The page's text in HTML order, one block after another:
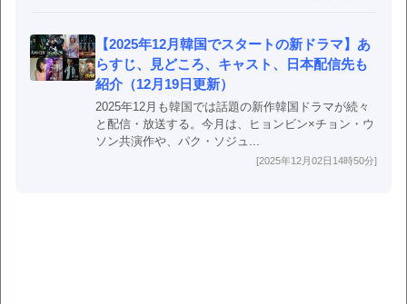
【2025年12月韓国でスタートの新ドラマ】あ
らすじ、見どころ、キャスト、日本配信先も
紹介（12月19日更新）
2025年12月も韓国では話題の新作韓国ドラマが続々
と配信・放送する。今月は、ヒョンビン×チョン・ウ
ソン共演作や、パク・ソジュ...
[2025年12月02日14時50分]